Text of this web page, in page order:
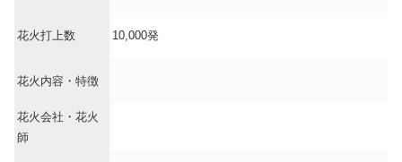
花火打上数 10,000発
花火内容・特徴
花火会社・花火
師